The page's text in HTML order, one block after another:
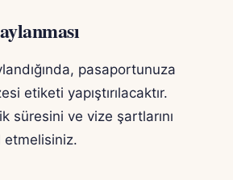
pasaportunuza
etiketi yapıştırılacaktır.
süresini ve vize şartlarını